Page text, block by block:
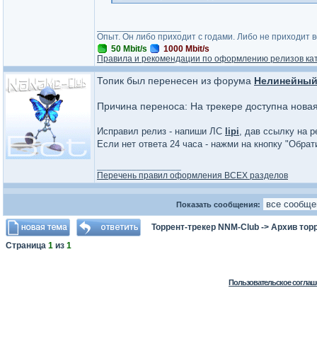
Опыт. Он либо приходит с годами. Либо не приходит
50 Mbit/s
1000 Mbit/s
Правила и рекомендации по оформлению релизов
Топик был перенесен из форума
Причина переноса: На трекере доступна
Исправил релиз - напиши ЛС lipi, дав ссылку на
Если нет ответа 24 часа - нажми на кнопку
Перечень правил оформления ВСЕХ разделов
Показать сообщения:
Торрент-трекер NNM-Club -> Архив
Страница 1 из 1
Пользовательское